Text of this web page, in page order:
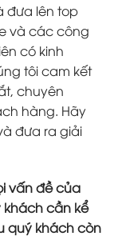
đưa lên top
và các công
có kinh
tôi cam kết
chuyên
hàng. Hãy
đưa ra giải
vấn đề của
khách cần kể
quý khách còn